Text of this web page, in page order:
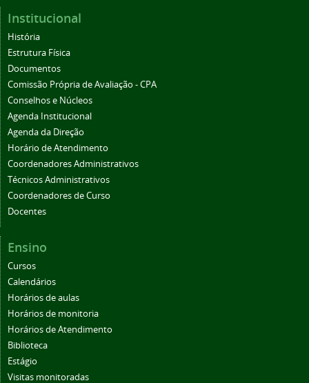
Institucional
História
Estrutura Física
Documentos
Comissão Própria de Avaliação - CPA
Conselhos e Núcleos
Agenda Institucional
Agenda da Direção
Horário de Atendimento
Coordenadores Administrativos
Técnicos Administrativos
Coordenadores de Curso
Docentes
Ensino
Cursos
Calendários
Horários de aulas
Horários de monitoria
Horários de Atendimento
Biblioteca
Estágio
Visitas monitoradas